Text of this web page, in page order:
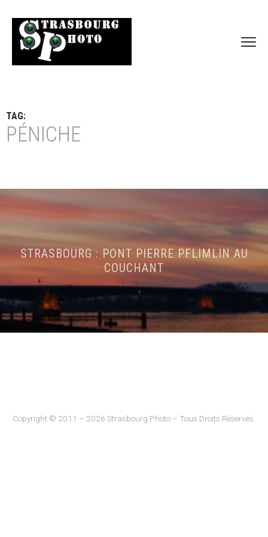
TAG:
PÉNICHE
STRASBOURG : PONT PIERRE PFLIMLIN AU
COUCHANT
Copyright © 2011 – 2026 Strasbourg Photo – Tous Droits Réservés.